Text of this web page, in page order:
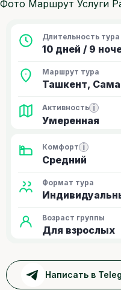
Фото Маршрут Услуги
Длительность тура
10 дней / 9
Маршрут тура
Ташкент,
Активность i
Умеренная
Комфорт i
Средний
Формат тура
Возраст группы
Для взрослых
Написать в